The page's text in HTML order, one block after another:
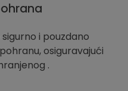
i pouzdano
osiguravajući
.